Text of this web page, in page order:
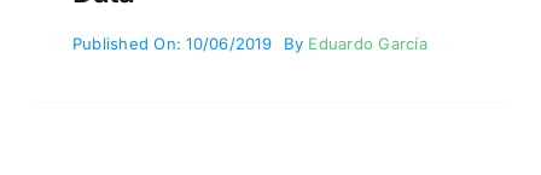
Published On: 10/06/2019 By Eduardo García